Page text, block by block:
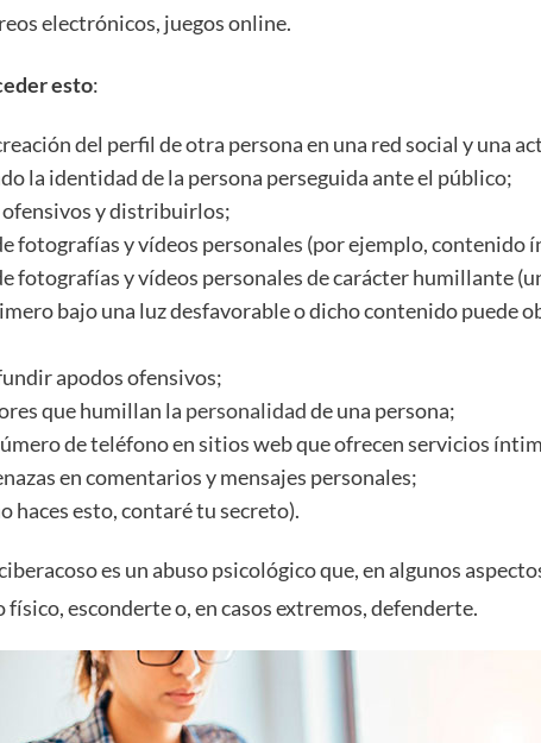
electrónicos, juegos online.
esto:
del perfil de otra persona en una red social y una
la identidad de la persona perseguida ante el público;
ofensivos y distribuirlos;
fotografías y vídeos personales (por ejemplo, contenido
fotografías y vídeos personales de carácter humillante
bajo una luz desfavorable o dicho contenido puede
apodos ofensivos;
que humillan la personalidadde una persona;
de teléfono en sitios web que ofrecen servicios
en comentarios y mensajes personales;
haces esto, contaré tu secreto).
es un abuso psicológico que, en algunos
físico, esconderte o, en casos extremos, defenderte.